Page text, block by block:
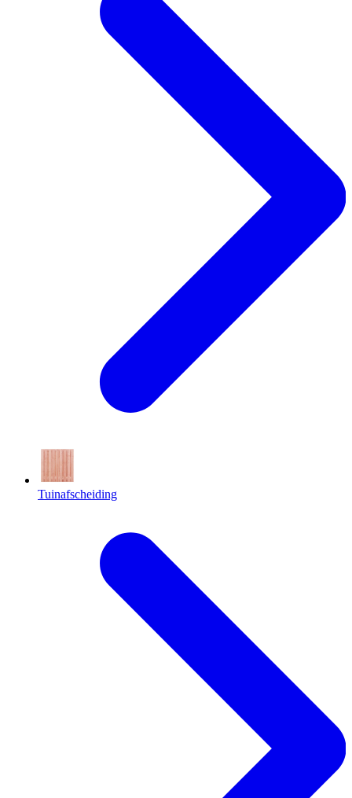
Tuinafscheiding